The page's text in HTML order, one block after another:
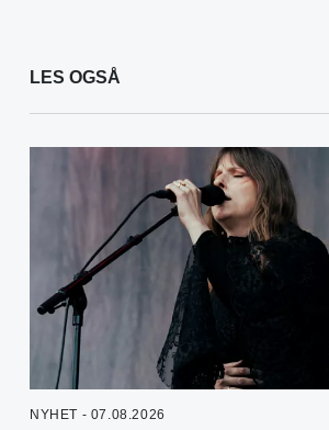
LES OGSÅ
NYHET - 07.08.2026